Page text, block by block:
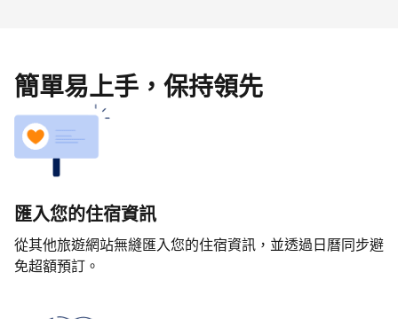
簡單易上手，保持領先
匯入您的住宿資訊
從其他旅遊網站無縫匯入您的住宿資訊，並透過日曆同步避
免超額預訂。